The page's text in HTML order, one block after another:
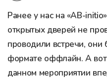
Ранее у нас на «AB-
открытых дверей не
проводили встречи, они
формате оффлайн. А
данном мероприятии